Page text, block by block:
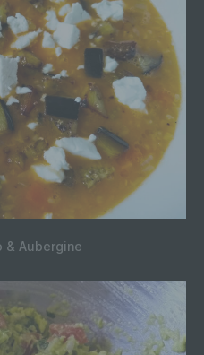
& Aubergine
zu analysieren oder
die Verarbeitung
in einer Weise, auf
Daten ohne
Informationen nicht
betroffenen Person
sofern diese
gesondert
technischen und
personenbezogenen
Person zugewiesen
oder für die